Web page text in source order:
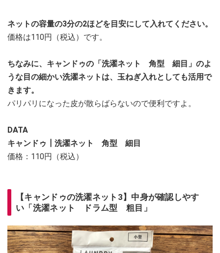
ネットの容量の3分の2ほどを目安にして入れてください。
価格は110円（税込）です。
ちなみに、キャンドゥの「洗濯ネット 角型 細目」のよ
うな目の細かい洗濯ネットは、玉ねぎ入れとしても活用で
きます。
パリパリになった皮が散らばらないので便利ですよ。
DATA
キャンドゥ┃洗濯ネット 角型 細目
価格：110円（税込）
【キャンドゥの洗濯ネット3】中身が確認しやす
い「洗濯ネット ドラム型 粗目」